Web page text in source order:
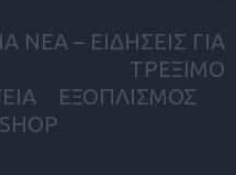
ΝΕΑ – ΕΙΔΗΣΕΙΣ ΓΙΑ
ΤΡΕΞΙΜΟ
ΕΞΟΠΛΙΣΜΟΣ
SHOP